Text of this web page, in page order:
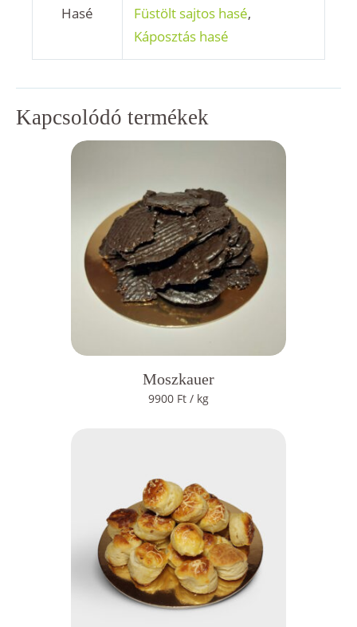
Hasé Füstölt sajtos hasé,
Káposztás hasé
Kapcsolódó termékek
Moszkauer
9900 Ft / kg